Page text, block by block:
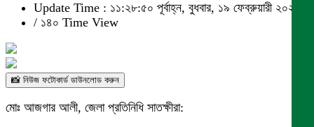
Update Time : ১১:২৮:৫০ পূর্বাহ্ন, বুধবার, ১৯ ফেব্রুয়ারী ২০২৫
/ ১৪০ Time View
📸 নিউজ ফটোকার্ড ডাউনলোড করুন
মোঃ আজগার আলী, জেলা প্রতিনিধি সাতক্ষীরা: